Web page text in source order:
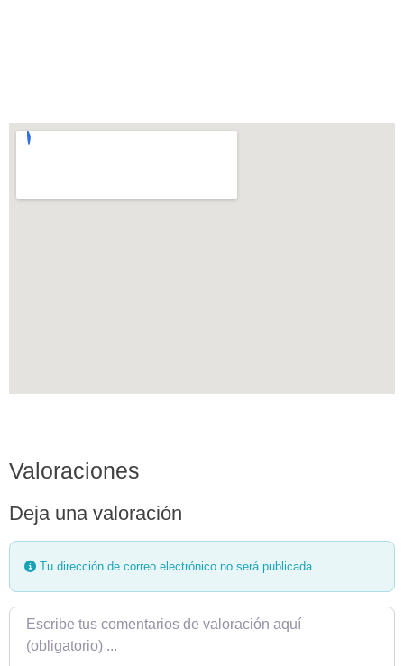
Valoraciones
Deja una valoración
Tu dirección de correo electrónico no será publicada.
Texto de la reseña